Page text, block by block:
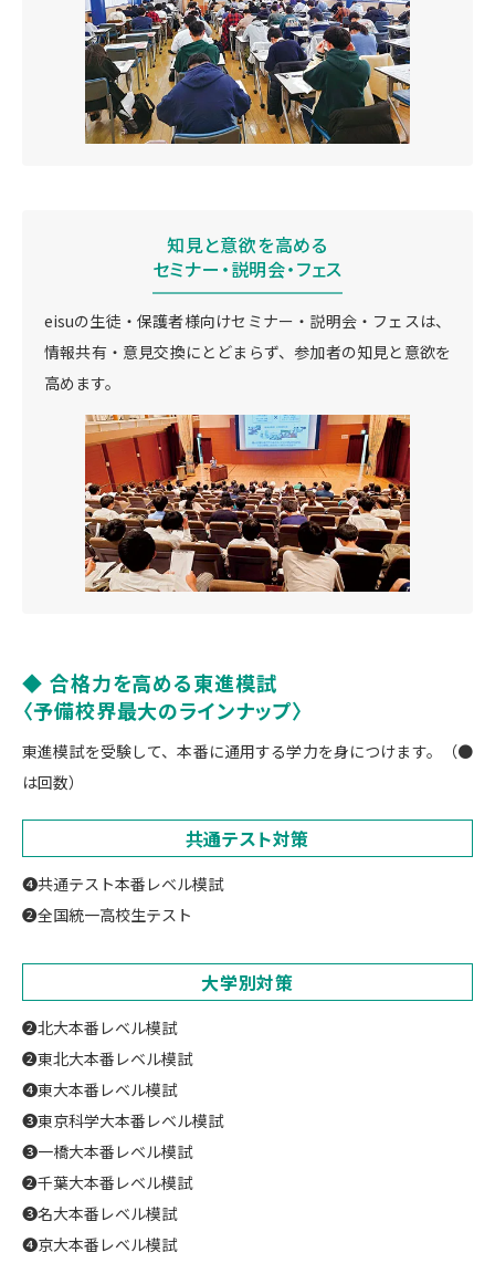
知見と意欲を高める
セミナー・説明会・フェス
eisuの生徒・保護者様向けセミナー・説明会・フェスは、
情報共有・意見交換にとどまらず、参加者の知見と意欲を
高めます。
◆ 合格力を高める東進模試
〈予備校界最大のラインナップ〉
東進模試を受験して、本番に通用する学力を身につけます。（●
は回数）
共通テスト対策
❹共通テスト本番レベル模試
❷全国統一高校生テスト
大学別対策
❷北大本番レベル模試
❷東北大本番レベル模試
❹東大本番レベル模試
❸東京科学大本番レベル模試
❸一橋大本番レベル模試
❷千葉大本番レベル模試
❸名大本番レベル模試
❹京大本番レベル模試